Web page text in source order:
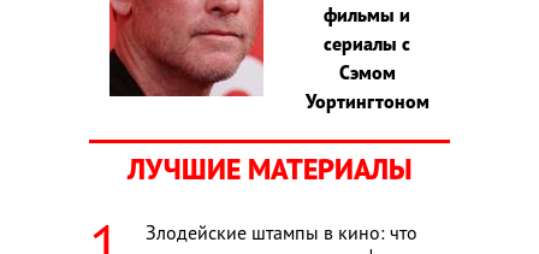
фильмы и
сериалы с
Сэмом
Уортингтоном
ЛУЧШИЕ МАТЕРИАЛЫ
Злодейские штампы в кино: что